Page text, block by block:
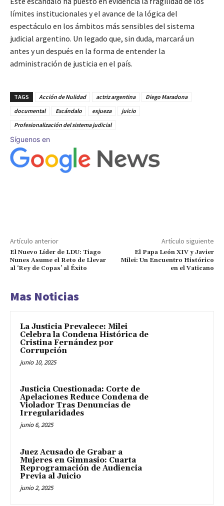
límites institucionales y el avance de la lógica del
espectáculo en los ámbitos más sensibles del sistema
judicial argentino. Un legado que, sin duda, marcará un
antes y un después en la forma de entender la
administración de justicia en el país.
TAGS Acción de Nulidad actriz argentina
Diego Maradona
documental
Escándalo exjueza
juicio
Profesionalización del sistema judicial
Síguenos en
Artículo anterior
El Nuevo Líder de LDU: Tiago
Nunes Asume el Reto de Llevar
al ‘Rey de Copas’ al Éxito
Artículo siguiente
El Papa León XIV y Javier
Milei: Un Encuentro Histórico
en el Vaticano
Mas Noticias
La Justicia Prevalece: Milei
Celebra la Condena Histórica de
Cristina Fernández por
Corrupción
junio 10, 2025
Justicia Cuestionada: Corte de
Apelaciones Reduce Condena de
Violador Tras Denuncias de
Irregularidades
junio 6, 2025
Juez Acusado de Grabar a
Mujeres en Gimnasio: Cuarta
Reprogramación de Audiencia
Previa al Juicio
junio 2, 2025